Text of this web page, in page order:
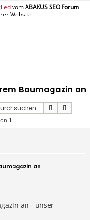
Baumagazin an
Suche
1
an
an - unser